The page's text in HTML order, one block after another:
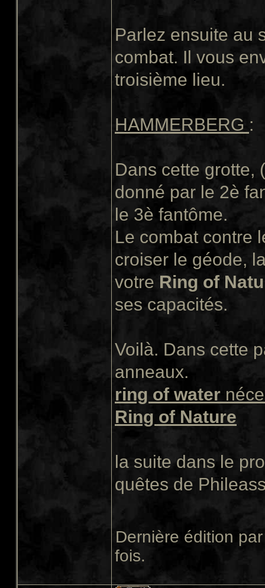
Parlez ensuite au
combat. Il vous
troisième lieu.
HAMMERBERG :
Dans cette grotte,
donné par le 2è
le 3è fantôme.
Le combat contre
croiser le géode,
votre Ring of
ses capacités.
Voilà. Dans cette
anneaux.
ring of water
Ring of Nature
la suite dans le
quêtes de
Dernière édition
fois.